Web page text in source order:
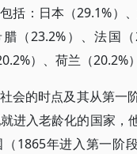
括：日本（29.1%）
（23.2%）、法国
）、荷兰（20.2%
会的时点及其从第一
进入老龄化的国家，
1865年进入第一阶